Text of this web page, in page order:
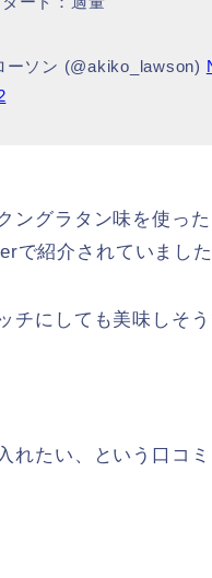
ソン (@akiko_lawson)
ングラタン味を使っ
で紹介されていました
チにしても美味しそ
れたい、という口コミ